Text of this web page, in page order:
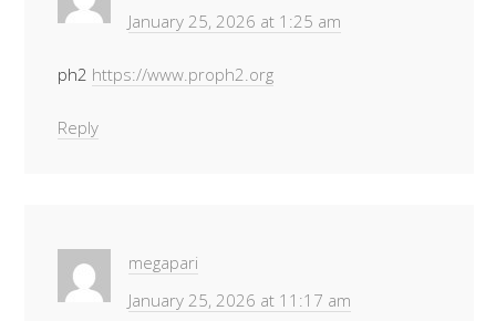
January 25, 2026 at 1:25 am
ph2 https://www.proph2.org
Reply
megapari
January 25, 2026 at 11:17 am